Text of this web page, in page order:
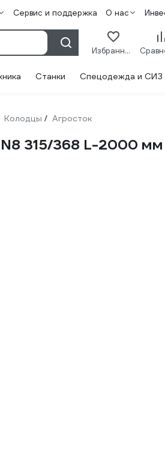
Сервис и поддержка О нас
Избранное
Станки Спецодежда и СИЗ
Колодцы / Агросток
315/368 L-2000